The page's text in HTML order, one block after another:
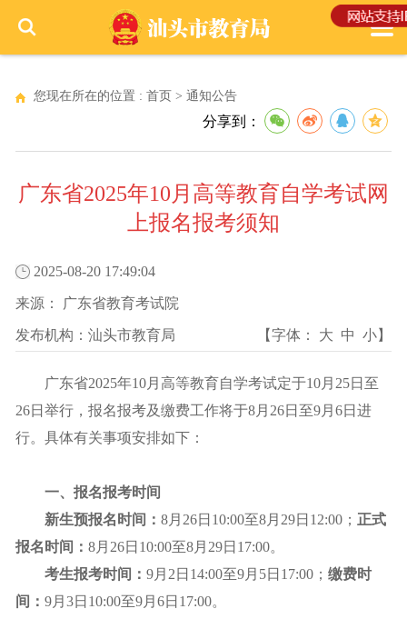
您现在所在的位置 : 首页 > 通知公告
分享到：
广东省2025年10月高等教育自学考试网
上报名报考须知
2025-08-20 17:49:04
来源： 广东省教育考试院
发布机构： 汕头市教育局 【字体： 大 中 小】
广东省2025年10月高等教育自学考试定于10月25日至
26日举行，报名报考及缴费工作将于8月26日至9月6日进
行。具体有关事项安排如下：
一、报名报考时间
新生预报名时间： 8月26日10:00至8月29日12:00； 正式
报名时间： 8月26日10:00至8月29日17:00。
考生报考时间： 9月2日14:00至9月5日17:00； 缴费时
间： 9月3日10:00至9月6日17:00。